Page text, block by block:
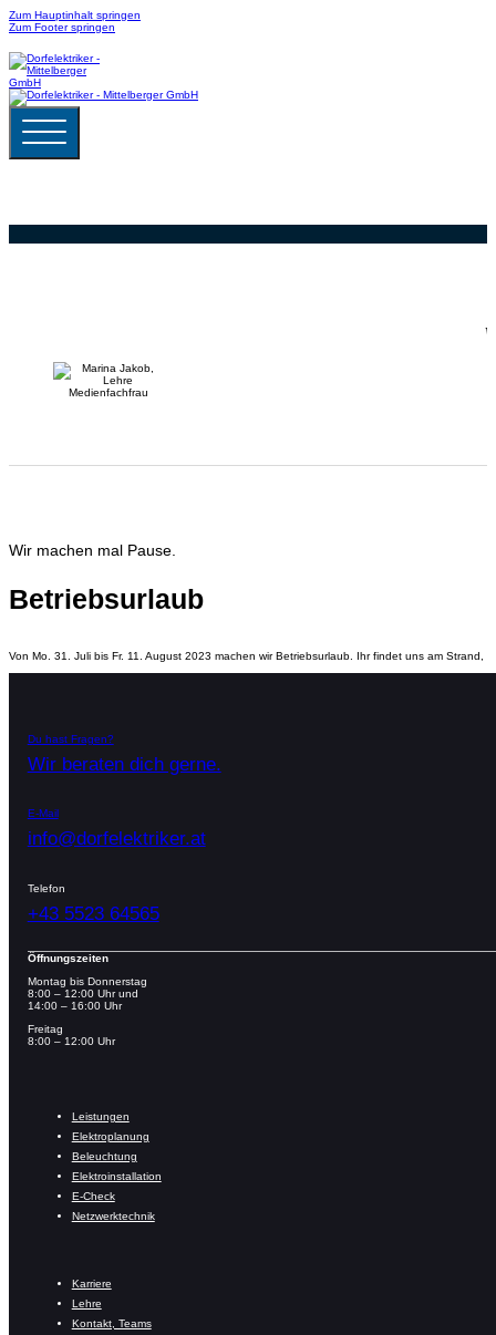
Zum Hauptinhalt springen
Zum Footer springen
Betriebsurlaub
Wir machen mal Pause.
Von Mo. 31. Juli bis Fr. 11. August 2023 machen wir Betriebsurlaub. Ihr findet uns am Strand,
Du hast Fragen?
Wir beraten dich gerne.
E-Mail
info@dorfelektriker.at
Telefon
+43 5523 64565
Öffnungszeiten
Montag bis Donnerstag
8:00 – 12:00 Uhr und
14:00 – 16:00 Uhr
Freitag
8:00 – 12:00 Uhr
Leistungen
Elektroplanung
Beleuchtung
Elektroinstallation
E-Check
Netzwerktechnik
Karriere
Lehre
Kontakt, Teams